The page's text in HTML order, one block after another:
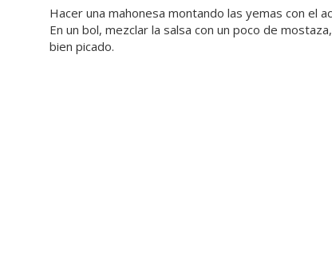
Hacer una mahonesa montando las yemas con el
En un bol, mezclar la salsa con un poco de
bien picado.